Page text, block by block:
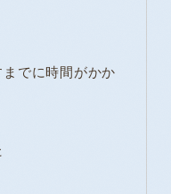
でに時間がかか